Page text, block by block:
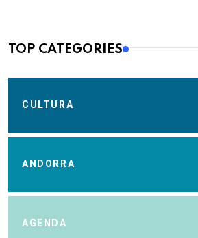
TOP CATEGORIES
CULTURA
ANDORRA
AGENDA